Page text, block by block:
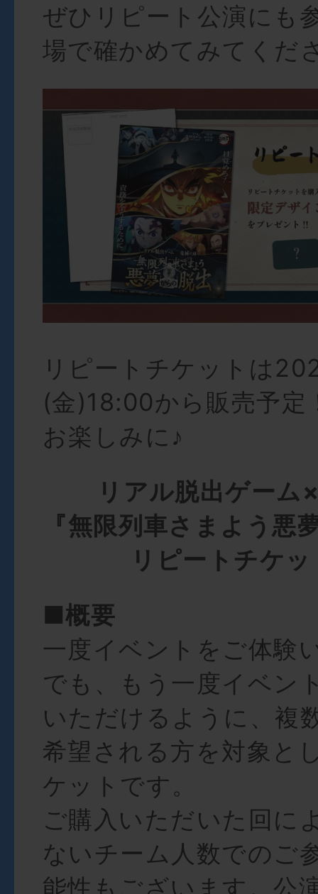
ぜひリピート公演にも
場で確かめてみてくだ
リピートチケットは
(金)18:00から販売予定
お楽しみに♪
リアル脱出ゲーム
『無限列車さまよう悪
リピートチケ
■概要
一度イベントをご体験
でも、もう一度イベン
いただけるように、複
希望される方を対象と
ケットです。
ご購入いただいた回に
ないチーム人数でのご
能性もございます。公